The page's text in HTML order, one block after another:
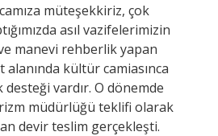
müteşekkiriz, çok
asıl vazifelerimizin
manevi rehberlik yapan
kültür camiasınca
desteği vardır. O dönemde
müdürlüğü teklifi olarak
devir teslim gerçekleşti.